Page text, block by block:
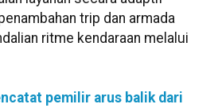
trip dan armada
ritme kendaraan melalui
pemilir arus balik dari